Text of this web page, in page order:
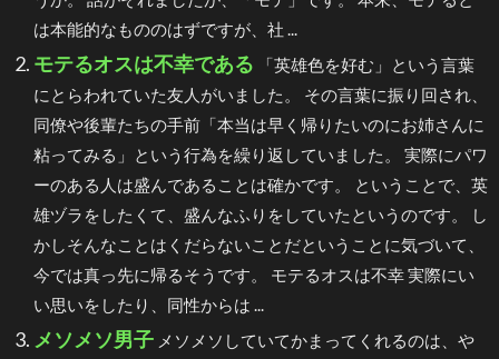
は本能的なもののはずですが、社 ...
モテるオスは不幸である
「英雄色を好む」という言葉
にとらわれていた友人がいました。 その言葉に振り回され、
同僚や後輩たちの手前「本当は早く帰りたいのにお姉さんに
粘ってみる」という行為を繰り返していました。 実際にパワ
ーのある人は盛んであることは確かです。 ということで、英
雄ヅラをしたくて、盛んなふりをしていたというのです。 し
かしそんなことはくだらないことだということに気づいて、
今では真っ先に帰るそうです。 モテるオスは不幸 実際にい
い思いをしたり、同性からは ...
メソメソ男子 メソメソしていてかまってくれるのは、や